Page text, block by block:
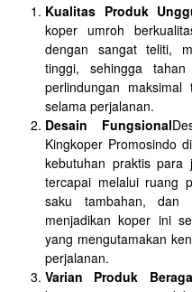
Kualitas Produk
koper umroh
dengan sangat teliti,
tinggi, sehingga
perlindungan
selama perjalanan.
Desain Fungsional
Kingkoper Promosindo
kebutuhan praktis para
tercapai melalui ruang
saku tambahan, dan
menjadikan koper ini
yang mengutamakan
perjalanan.
Varian Produk